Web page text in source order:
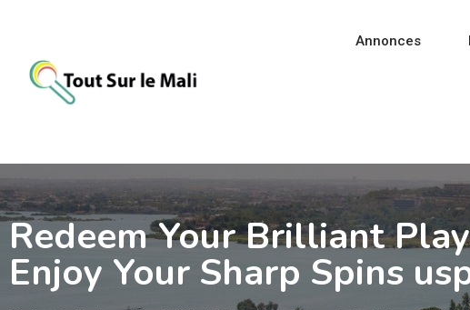
contenu
Annonces
Redeem Your Brilliant
Enjoy Your Sharp Spins